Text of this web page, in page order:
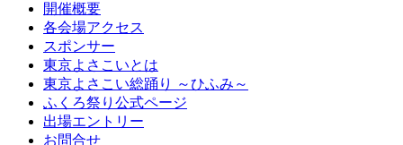
開催概要
各会場アクセス
スポンサー
東京よさこいとは
東京よさこい総踊り ～ひふみ～
ふくろ祭り公式ページ
出場エントリー
お問合せ